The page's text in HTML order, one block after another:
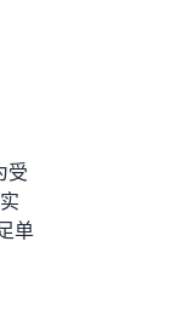
受
单